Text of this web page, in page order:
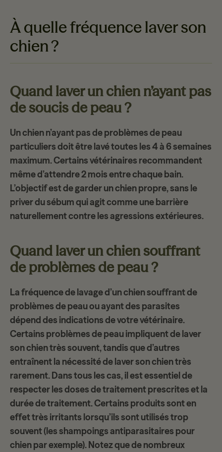
À quelle fréquence laver son
chien ?
Quand laver un chien n’ayant pas
de soucis de peau ?
Un chien n’ayant pas de problèmes de peau
particuliers doit être lavé toutes les 4 à 6 semaines
maximum. Certains vétérinaires recommandent
même d’attendre 2 mois entre chaque bain.
L’objectif est de garder un chien propre, sans le
priver du sébum qui agit comme une barrière
naturellement contre les agressions extérieures.
Quand laver un chien souffrant
de problèmes de peau ?
La fréquence de lavage d’un chien souffrant de
problèmes de peau ou ayant des parasites
dépend des indications de votre vétérinaire.
Certains problèmes de peau impliquent de laver
son chien très souvent, tandis que d’autres
entraînent la nécessité de laver son chien très
rarement. Dans tous les cas, il est essentiel de
respecter les doses de traitement prescrites et la
durée de traitement. Certains produits sont en
effet très irritants lorsqu’ils sont utilisés trop
souvent (les shampoings antiparasitaires pour
chien par exemple). Notez que de nombreux